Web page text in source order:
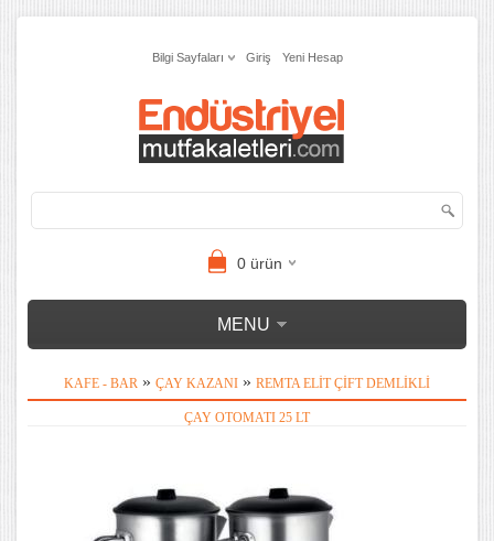
Bilgi Sayfaları Giriş Yeni Hesap
0ürün
MENU
KAFE - BAR » ÇAY KAZANI » REMTA ELIT ÇIFT DEMLIKLI
ÇAY OTOMATI 25 LT